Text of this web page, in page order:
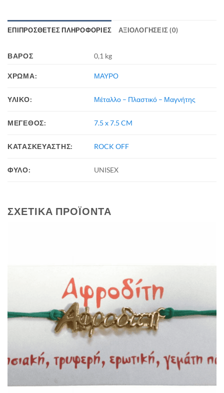
ΕΠΙΠΡΌΣΘΕΤΕΣ ΠΛΗΡΟΦΟΡΊΕΣ ΑΞΙΟΛΟΓΉΣΕΙΣ (0)
ΒΆΡΟΣ 0,1 kg
ΧΡΩΜΑ: ΜΑΥΡΟ
ΥΛΙΚΟ: Μέταλλο – Πλαστικό – Μαγνήτης
ΜΕΓΕΘΟΣ: 7.5 x 7.5 CM
ΚΑΤΑΣΚΕΥΑΣΤΗΣ: ROCK OFF
ΦΥΛΟ: UNISEX
ΣΧΕΤΙΚΆ ΠΡΟΪΌΝΤΑ